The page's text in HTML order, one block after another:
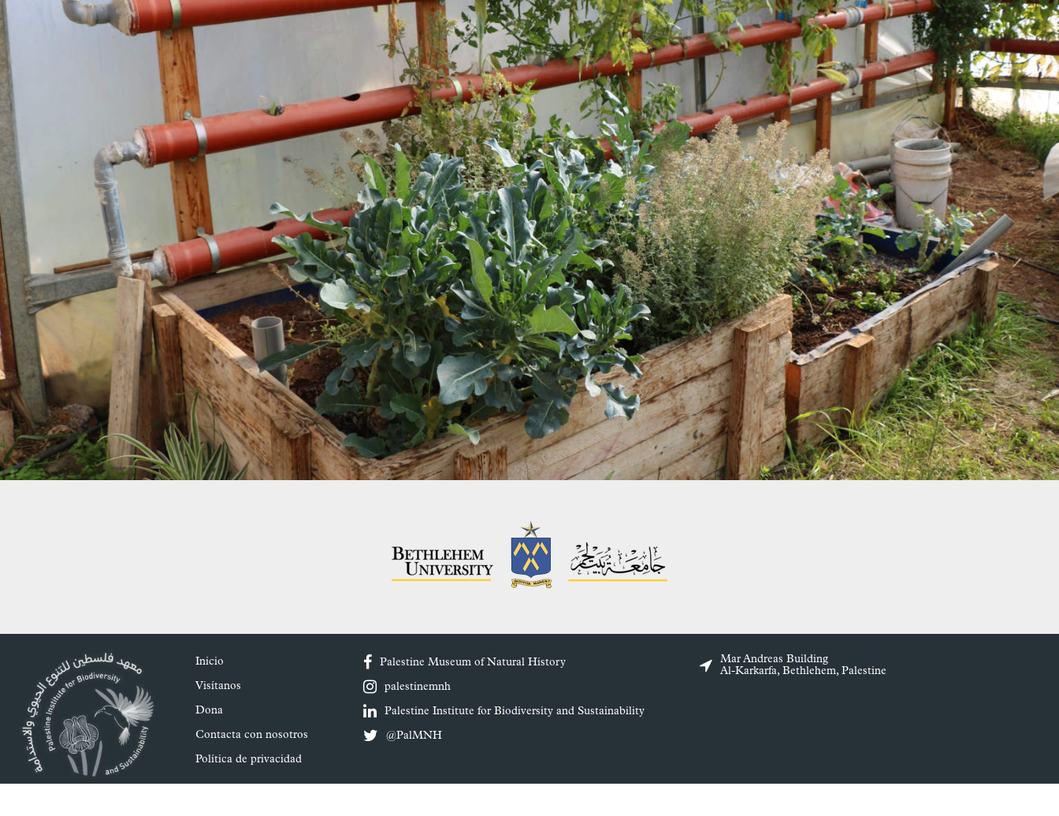
Inicio
Visítanos
Dona
Contacta con nosotros
Política de privacidad
Palestine Museum of Natural History
palestinemnh
Palestine Institute for Biodiversity and Sustainability
@PalMNH
Mar Andreas Building
Al-Karkarfa, Bethlehem, Palestine